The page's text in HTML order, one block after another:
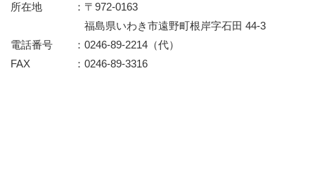
所在地
〒972-0163
福島県いわき市遠野町根岸字石田 44-3
電話番号
0246-89-2214（代）
FAX
0246-89-3316